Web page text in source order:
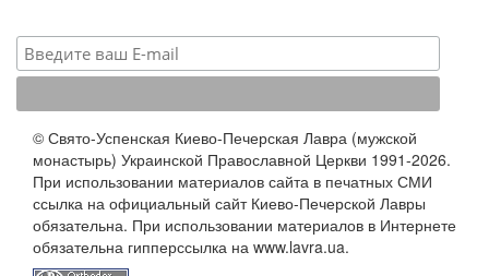
© Свято-Успенская Киево-Печерская Лавра (мужской
монастырь) Украинской Православной Церкви 1991-2026.
При использовании материалов сайта в печатных СМИ
ссылка на официальный сайт Киево-Печерской Лавры
обязательна. При использовании материалов в Интернете
обязательна гипперссылка на www.lavra.ua.